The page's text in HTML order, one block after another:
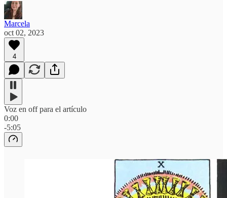
Marcela
oct 02, 2023
4
Voz en off para el artículo
0:00
-5:05